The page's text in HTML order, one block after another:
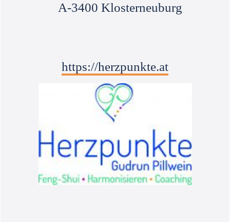
A-3400 Klosterneuburg
https://herzpunkte.at